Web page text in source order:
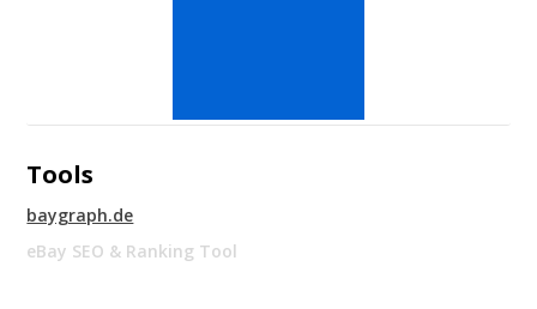
Tools
baygraph.de
eBay SEO & Ranking Tool